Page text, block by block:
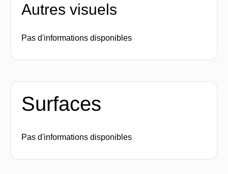
Autres visuels
Pas d'informations disponibles
Surfaces
Pas d'informations disponibles